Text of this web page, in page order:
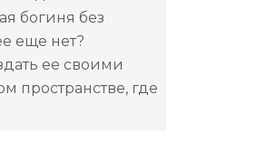
богиня без
еще нет?
ее своими
пространстве, где